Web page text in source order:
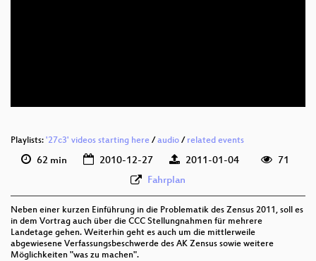
Playlists: '27c3' videos starting here /audio / related events
62 min 2010-12-27 2011-01-04
71
Fahrplan
Neben einer kurzen Einführung in die Problematik des Zensus 2011, soll es
in dem Vortrag auch über die CCC Stellungnahmen für mehrere
Landetage gehen. Weiterhin geht es auch um die mittlerweile
abgewiesene Verfassungsbeschwerde des AK Zensus sowie weitere
Möglichkeiten "was zu machen".